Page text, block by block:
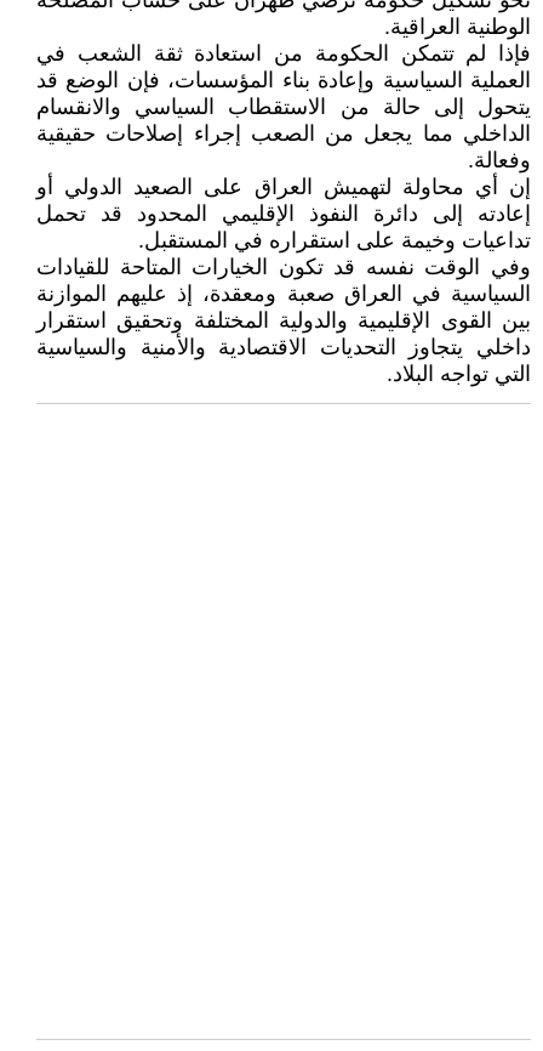
الوطنية العراقية.
فإذا لم تتمكن الحكومة من استعادة ثقة الشعب في
العملية السياسية وإعادة بناء المؤسسات، فإن الوضع قد
يتحول إلى حالة من الاستقطاب السياسي والانقسام
الداخلي مما يجعل من الصعب إجراء إصلاحات حقيقية
وفعالة.
إن أي محاولة لتهميش العراق على الصعيد الدولي أو
إعادته إلى دائرة النفوذ الإقليمي المحدود قد تحمل
تداعيات وخيمة على استقراره في المستقبل.
وفي الوقت نفسه قد تكون الخيارات المتاحة للقيادات
السياسية في العراق صعبة ومعقدة، إذ عليهم الموازنة
بين القوى الإقليمية والدولية المختلفة وتحقيق استقرار
داخلي يتجاوز التحديات الاقتصادية والأمنية والسياسية
التي تواجه البلاد.